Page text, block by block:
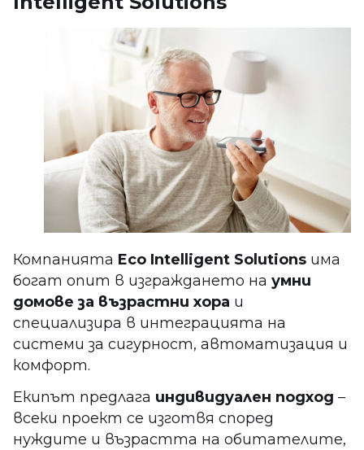
Компанията Eco Intelligent Solutions има
богат опит в изграждането на умни
домове за възрастни хора и
специализира в интеграцията на
системи за сигурност, автоматизация и
комфорт.
Екипът предлага индивидуален подход –
всеки проект се изготвя според
нуждите и възрастта на обитателите,